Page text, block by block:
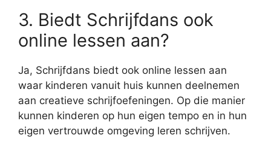
3. Biedt Schrijfdans ook
online lessen aan?
Ja, Schrijfdans biedt ook online lessen aan
waar kinderen vanuit huis kunnen deelnemen
aan creatieve schrijfoefeningen. Op die manier
kunnen kinderen op hun eigen tempo en in hun
eigen vertrouwde omgeving leren schrijven.